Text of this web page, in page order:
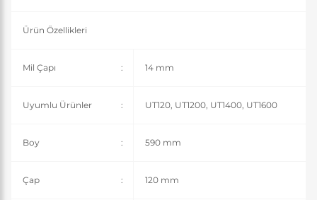
Ürün Özellikleri
Mil Çapı : 14 mm
Uyumlu Ürünler : UT120, UT1200, UT1400, UT1600
Boy : 590 mm
Çap : 120 mm